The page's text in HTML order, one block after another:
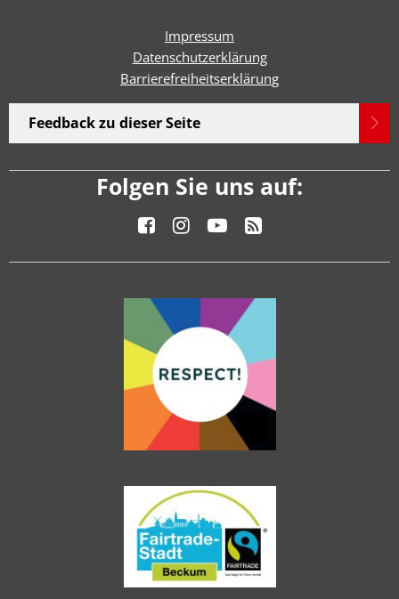
Impressum
Datenschutzerklärung
Barrierefreiheitserklärung
Feedback zu dieser Seite
Folgen Sie uns auf: